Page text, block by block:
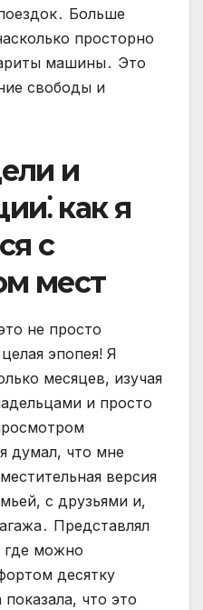
Больше
просторно
машины․ Это
свободы и
и
как я
с
мест
не просто
эпопея! Я
месяцев, изучая
и просто
думал, что мне
версия
с друзьями и,
Представлял
где можно
десятку
что это